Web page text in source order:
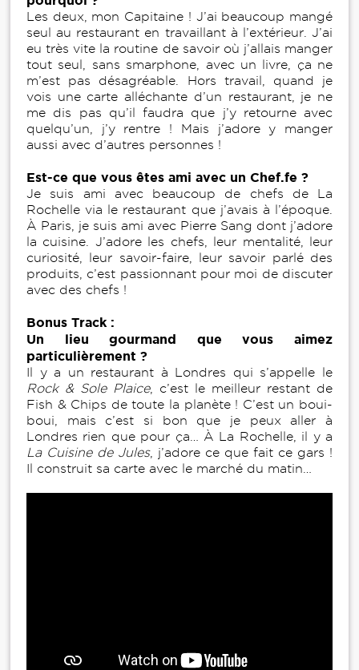
Les deux, mon Capitaine ! J’ai beaucoup mangé
seul au restaurant en travaillant à l’extérieur. J’ai
eu très vite la routine de savoir où j’allais manger
tout seul, sans smarphone, avec un livre, ça ne
m’est pas désagréable. Hors travail, quand je
vois une carte alléchante d’un restaurant, je ne
me dis pas qu’il faudra que j’y retourne avec
quelqu’un, j’y rentre ! Mais j’adore y manger
aussi avec d’autres personnes !
Est-ce que vous êtes ami avec un Chef.fe ?
Je suis ami avec beaucoup de chefs de La
Rochelle via le restaurant que j’avais à l’époque.
À Paris, je suis ami avec Pierre Sang dont j’adore
la cuisine. J’adore les chefs, leur mentalité, leur
curiosité, leur savoir-faire, leur savoir parlé des
produits, c’est passionnant pour moi de discuter
avec des chefs !
Bonus Track :
Un lieu gourmand que vous aimez
particulièrement ?
Il y a un restaurant à Londres qui s’appelle le
Rock & Sole Plaice, c’est le meilleur restant de
Fish & Chips de toute la planète ! C’est un boui-
boui, mais c’est si bon que je peux aller à
Londres rien que pour ça… À La Rochelle, il y a
La Cuisine de Jules, j’adore ce que fait ce gars !
Il construit sa carte avec le marché du matin…